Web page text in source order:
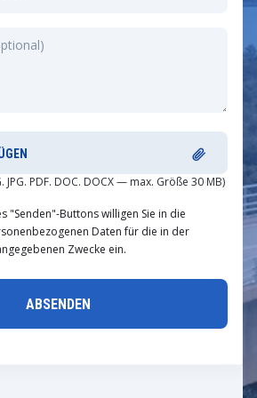
JPG. PDF. DOC. DOCX — max. Größe 30 MB)
"Senden"-Buttons willigen Sie in die
Daten für die in der
Zwecke ein.